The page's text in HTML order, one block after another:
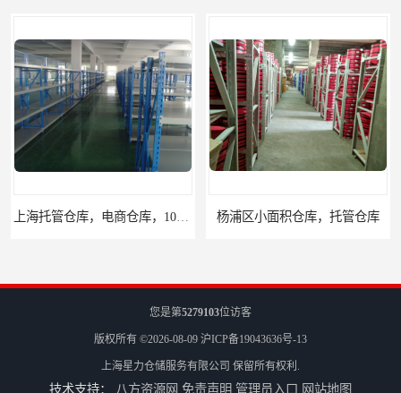
杨浦区小面积仓库，托管仓库
您是第5279103位访客
版权所有 ©2026-08-09 沪ICP备19043636号-13
上海星力仓储服务有限公司 保留所有权利.
技术支持： 八方资源网 免责声明 管理员入口 网站地图